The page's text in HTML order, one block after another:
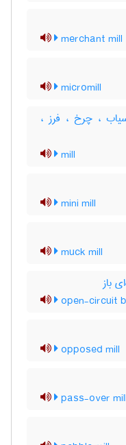
merchant mill
micromill
، چرخ ، فرز ،
mill
mini mill
muck mill
باز
open-circuit
opposed mill
pass-over mill